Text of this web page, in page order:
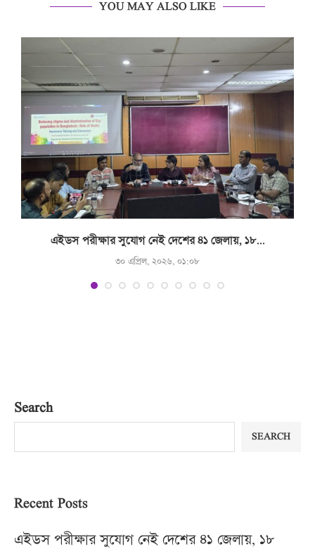
YOU MAY ALSO LIKE
এইডস পরীক্ষার সুযোগ নেই দেশের ৪১ জেলায়, ১৮...
৩০ এপ্রিল, ২০২৬, ০১:০৮
Search
SEARCH
Recent Posts
এইডস পরীক্ষার সুযোগ নেই দেশের ৪১ জেলায়, ১৮